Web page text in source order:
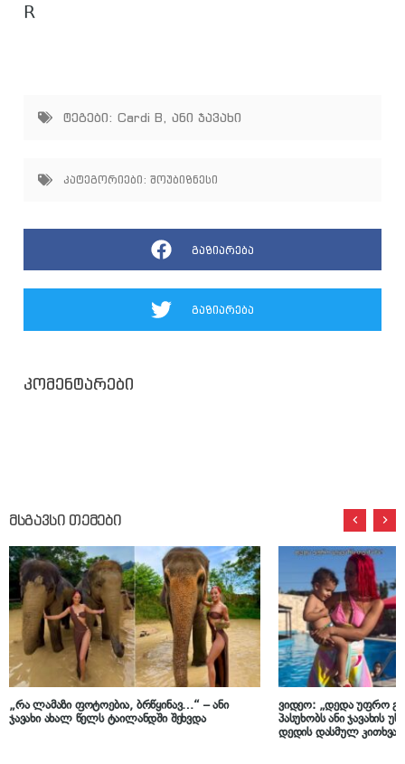
R
ტეგები: Cardi B, ანი ჯავახი
კატეგორიები: შოუბიზნესი
გაზიარება
გაზიარება
კომენტარები
მსგავსი თემები
„რა ლამაზი ფოტოებია, ბრწყინავ…“ – ანი
ჯავახი ახალ წელს ტაილანდში შეხვდა
ვიდეო: „დედა უფრო
პასუხობს ანი ჯავახის
დედის დასმულ კითხვას